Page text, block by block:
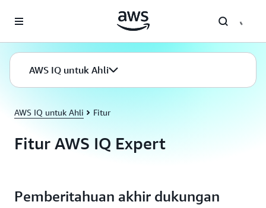
AWS IQ untuk Ahli
AWS IQ untuk Ahli Fitur
Fitur AWS IQ Expert
Pemberitahuan akhir dukungan